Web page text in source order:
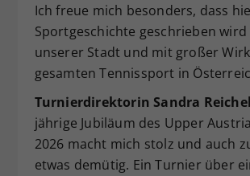
Ich freue mich besonders, dass
Sportgeschichte geschrieben
unserer Stadt und mit großer
gesamten Tennissport in
Turnierdirektorin Sandra
jährige Jubiläum des Upper
2026 macht mich stolz und auch
etwas demütig. Ein Turnier über